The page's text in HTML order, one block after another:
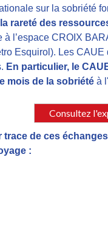
sur la sobriété
la rareté des
à l’espace CROIX
Esquirol). Les
En particulier, le
mois de la sobriété à
Consultez
trace de ces
: